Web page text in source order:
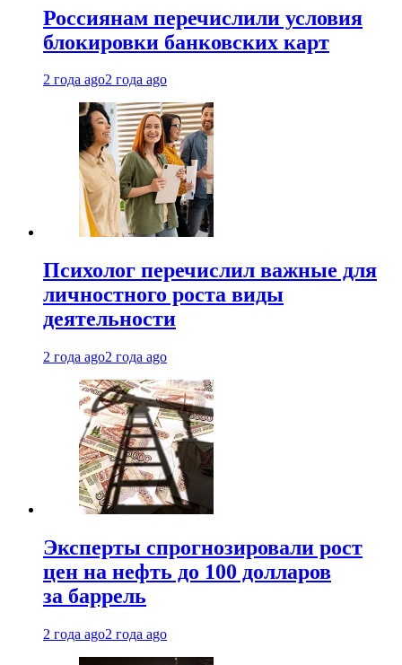
Россиянам перечислили условия
блокировки банковских карт
2 года ago2 года ago
Психолог перечислил важные для
личностного роста виды
деятельности
2 года ago2 года ago
Эксперты спрогнозировали рост
цен на нефть до 100 долларов
за баррель
2 года ago2 года ago